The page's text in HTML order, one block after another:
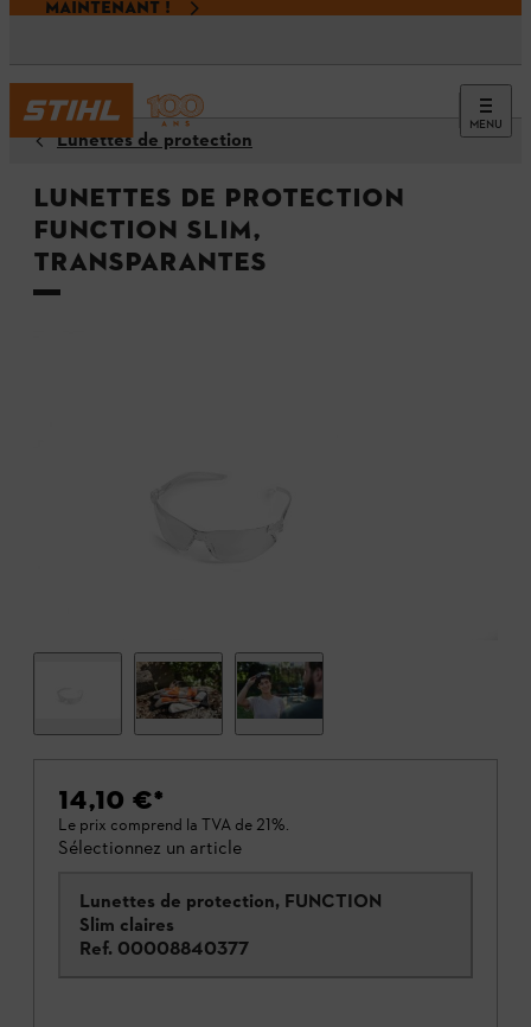
MAINTENANT !
MENU
Lunettes de protection
Lunettes de protection
FUNCTION Slim,
transparantes
14,10 €*
Le prix comprend la TVA de 21%.
Sélectionnez un article
Lunettes de protection, FUNCTION
Slim claires
Ref. 00008840377